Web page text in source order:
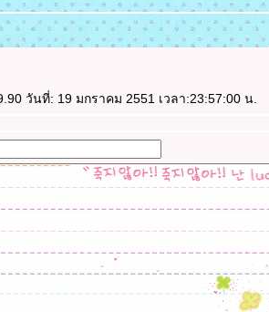
วันที่: 19 มกราคม 2551 เวลา:23:57:00 น.